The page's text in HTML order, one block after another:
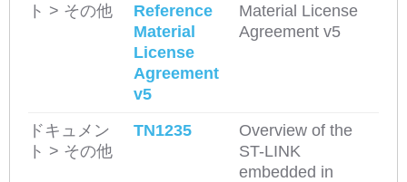
ト > その他
Reference
Material
License
Agreement
v5
Material License
Agreement v5
ドキュメン
ト > その他
TN1235
Overview of the
ST-LINK
embedded in